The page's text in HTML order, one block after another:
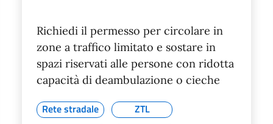
Richiedi il permesso per circolare in
zone a traffico limitato e sostare in
spazi riservati alle persone con ridotta
capacità di deambulazione o cieche
Rete stradale
ZTL